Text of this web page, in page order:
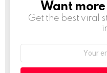
NEWSLETTER
Want
Get the best viral